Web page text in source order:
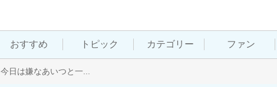
おすすめ トピック カテゴリー ファン
今日は嫌なあいつと一...